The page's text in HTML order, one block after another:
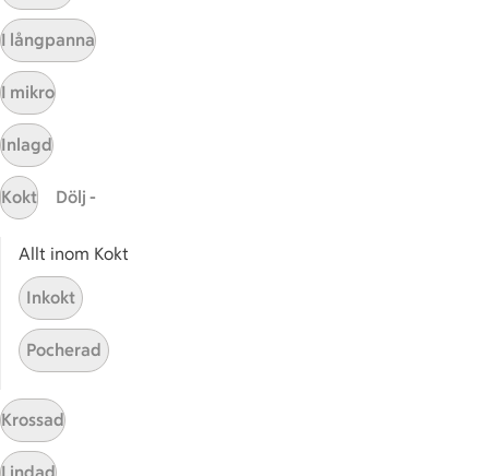
Få snabbt svar
FAQ
Bli stammis på ICA
ICAs inspirationsmejl
Prenumerera
Handla
Handla online
ICAs matkasse
Catering
I långpanna
I mikro
Inlagd
Kokt Dölj -
Allt inom Kokt
Inkokt
Pocherad
Krossad